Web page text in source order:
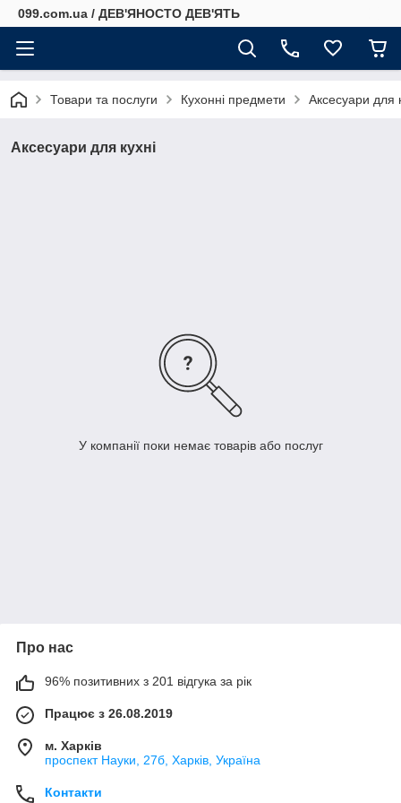
099.com.ua / ДЕВ'ЯНОСТО ДЕВ'ЯТЬ
Товари та послуги Кухонні предмети Аксесуари для
Аксесуари для кухні
У компанії поки немає товарів або послуг
Про нас
96% позитивних з 201 відгука за рік
Працює з 26.08.2019
м. Харків
проспект Науки, 27б, Харків, Україна
Контакти